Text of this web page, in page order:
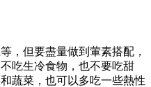
，但要盡量做到葷素搭配，
吃生冷食物，也不要吃甜
蔬菜，也可以多吃一些熱性